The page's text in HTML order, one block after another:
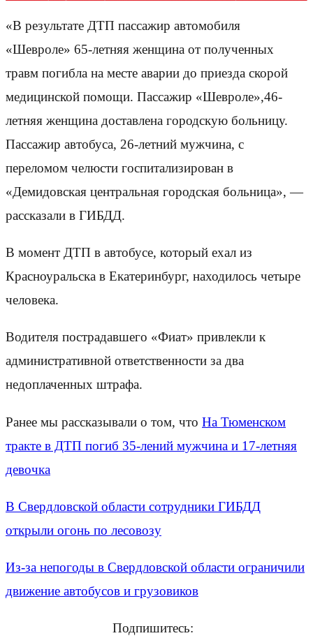
«В результате ДТП пассажир автомобиля
«Шевроле» 65-летняя женщина от полученных
травм погибла на месте аварии до приезда скорой
медицинской помощи. Пассажир «Шевроле»,46-
летняя женщина доставлена городскую больницу.
Пассажир автобуса, 26-летний мужчина, с
переломом челюсти госпитализирован в
«Демидовская центральная городская больница», —
рассказали в ГИБДД.
В момент ДТП в автобусе, который ехал из
Красноуральска в Екатеринбург, находилось четыре
человека.
Водителя пострадавшего «Фиат» привлекли к
административной ответственности за два
недоплаченных штрафа.
Ранее мы рассказывали о том, что На Тюменском
тракте в ДТП погиб 35-лений мужчина и 17-летняя
девочка
В Свердловской области сотрудники ГИБДД
открыли огонь по лесовозу
Из-за непогоды в Свердловской области ограничили
движение автобусов и грузовиков
Подпишитесь: